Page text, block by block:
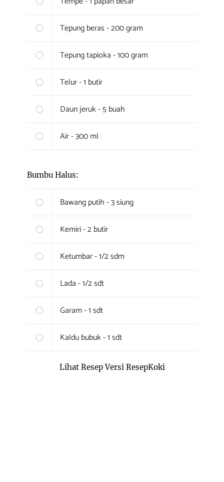
Tepung beras - 200 gram
Tepung tapioka - 100 gram
Telur - 1 butir
Daun jeruk - 5 buah
Air - 300 ml
Bumbu Halus:
Bawang putih - 3 siung
Kemiri - 2 butir
Ketumbar - 1/2 sdm
Lada - 1/2 sdt
Garam - 1 sdt
Kaldu bubuk - 1 sdt
Lihat Resep Versi ResepKoki